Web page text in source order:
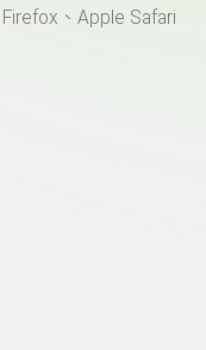
、Apple Safari